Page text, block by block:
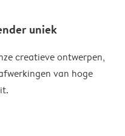
uniek
creatieve ontwerpen,
van hoge